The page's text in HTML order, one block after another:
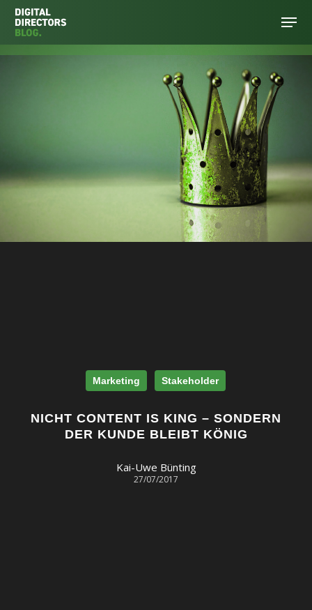
Hit enter to search or ESC to close
Marketing Stakeholder
NICHT CONTENT IS KING – SONDERN
DER KUNDE BLEIBT KÖNIG
Kai-Uwe Bünting
27/07/2017